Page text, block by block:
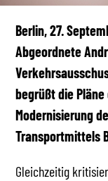
Berlin, 27.
Abgeordnete
begrüßt die
Modernisierung
Transportmittels
Gleichzeitig